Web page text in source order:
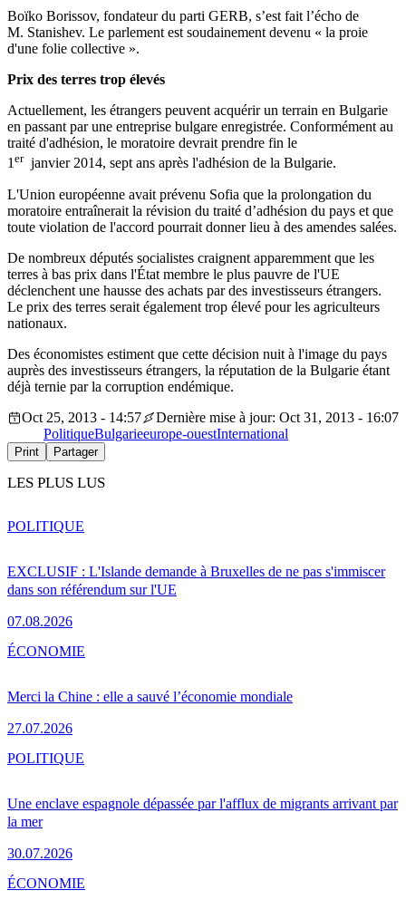
Boïko Borissov, fondateur du parti GERB, s’est fait l’écho de
M. Stanishev. Le parlement est soudainement devenu « la proie
d'une folie collective ».
Prix des terres trop élevés
Actuellement, les étrangers peuvent acquérir un terrain en Bulgarie
en passant par une entreprise bulgare enregistrée. Conformément au
traité d'adhésion, le moratoire devrait prendre fin le
1erjanvier 2014, sept ans après l'adhésion de la Bulgarie.
L'Union européenne avait prévenu Sofia que la prolongation du
moratoire entraînerait la révision du traité d’adhésion du pays et que
toute violation de l'accord pourrait donner lieu à des amendes salées.
De nombreux députés socialistes craignent apparemment que les
terres à bas prix dans l'État membre le plus pauvre de l'UE
déclenchent une hausse des achats par des investisseurs étrangers.
Le prix des terres serait également trop élevé pour les agriculteurs
nationaux.
Des économistes estiment que cette décision nuit à l'image du pays
auprès des investisseurs étrangers, la réputation de la Bulgarie étant
déjà ternie par la corruption endémique.
Oct 25, 2013 - 14:57
Dernière mise à jour: Oct 31, 2013 - 16:07
PolitiqueBulgarieeurope-ouestInternational
Print Partager
LES PLUS LUS
EXCLUSIF : L'Islande demande à Bruxelles de ne pas s'immiscer
dans son référendum sur l'UE
07.08.2026
POLITIQUE
Merci la Chine : elle a sauvé l’économie mondiale
27.07.2026
ÉCONOMIE
Une enclave espagnole dépassée par l'afflux de migrants arrivant par
la mer
30.07.2026
POLITIQUE
ÉCONOMIE